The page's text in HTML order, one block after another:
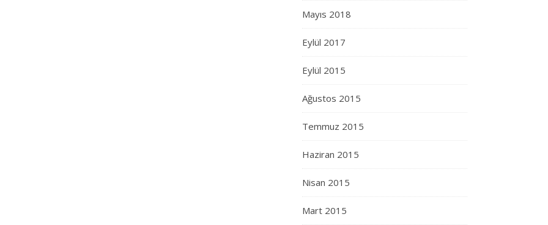
Mayıs 2018
Eylül 2017
Eylül 2015
Ağustos 2015
Temmuz 2015
Haziran 2015
Nisan 2015
Mart 2015